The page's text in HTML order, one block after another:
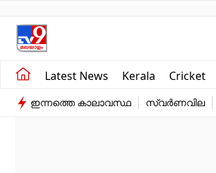
Latest News Kerala Cricket
Kerala
Indiaഇന്നത്തെ കാലാവസ്ഥ സ്വർണവില